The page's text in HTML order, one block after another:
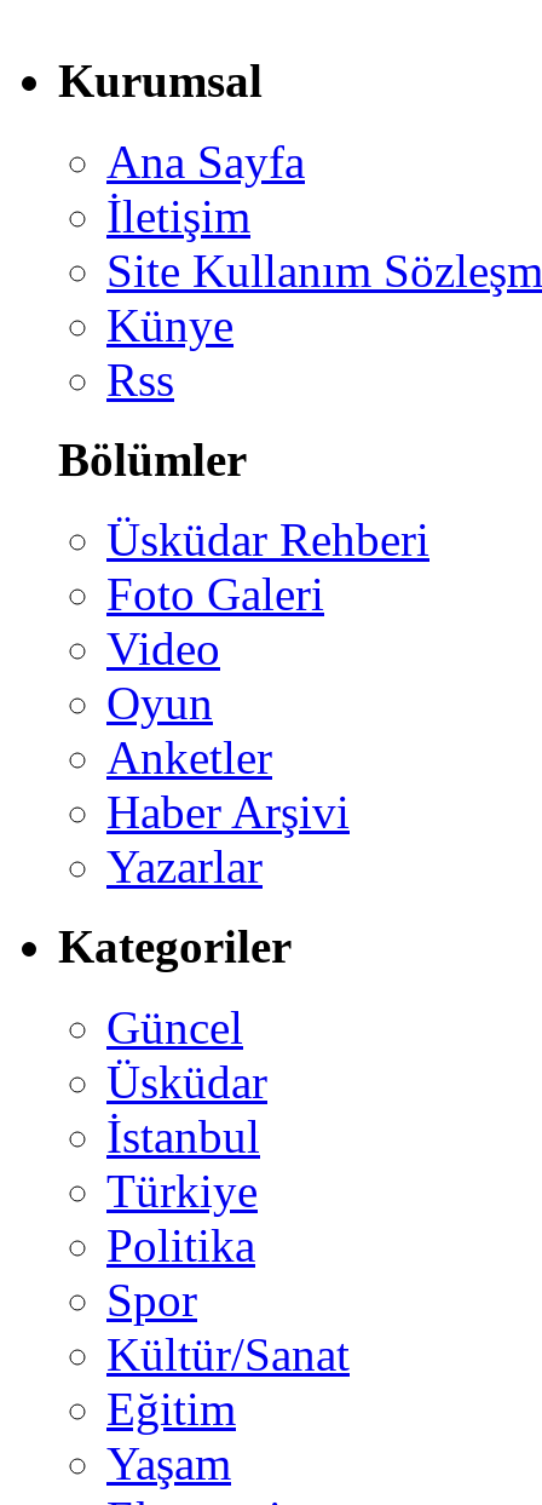
Kurumsal
Ana Sayfa
İletişim
Site Kullanım
Künye
Rss
Bölümler
Üsküdar Rehberi
Foto Galeri
Video
Oyun
Anketler
Haber Arşivi
Yazarlar
Kategoriler
Güncel
Üsküdar
İstanbul
Türkiye
Politika
Spor
Kültür/Sanat
Eğitim
Yaşam